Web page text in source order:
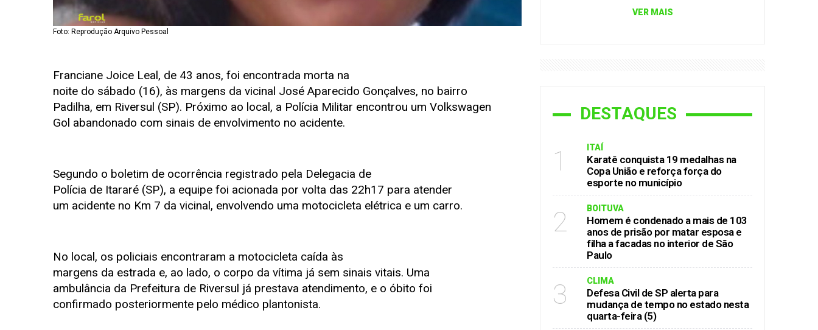
Foto: Reprodução Arquivo Pessoal
Franciane Joice Leal, de 43 anos, foi encontrada morta na
noite do sábado (16), às margens da vicinal José Aparecido Gonçalves, no bairro
Padilha, em Riversul (SP). Próximo ao local, a Polícia Militar encontrou um Volkswagen
Gol abandonado com sinais de envolvimento no acidente.
Segundo o boletim de ocorrência registrado pela Delegacia de
Polícia de Itararé (SP), a equipe foi acionada por volta das 22h17 para atender
um acidente no Km 7 da vicinal, envolvendo uma motocicleta elétrica e um carro.
No local, os policiais encontraram a motocicleta caída às
margens da estrada e, ao lado, o corpo da vítima já sem sinais vitais. Uma
ambulância da Prefeitura de Riversul já prestava atendimento, e o óbito foi
confirmado posteriormente pelo médico plantonista.
VER MAIS
DESTAQUES
1 ITAÍ
Karatê conquista 19 medalhas na
Copa União e reforça força do
esporte no município
2 BOITUVA
Homem é condenado a mais de 103
anos de prisão por matar esposa e
filha a facadas no interior de São
Paulo
3 CLIMA
Defesa Civil de SP alerta para
mudança de tempo no estado nesta
quarta-feira (5)